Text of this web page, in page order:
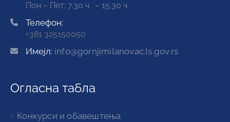
Пон – Пет: 7.30 ч. – 15.30 ч.
Телефон:
+381 325150050
Имејл: info@gornjimilanovac.ls.gov.rs
Огласна табла
Конкурси и обавештења